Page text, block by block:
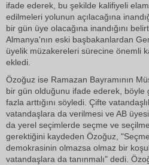
ifade ederek, bu şekilde kalifiyeli
edilmeleri yolunun açılacağına
bir gün üye olacağına inandığını
Almanya'nın eski başbakanlardan
üyelik müzakereleri sürecine önemli
ekledi.
Özoğuz ise Ramazan Bayramının
bir gün olduğunu ifade ederek, böyle
fazla arttığını söyledi. Çifte
vatandaşlara da verilmesi ve AB
da yerel seçimlerde seçme ve seçilme
gerektiğini kaydeden Özoğuz,
demokrasinin olmazsa olmaz bir
vatandaşlara da tanınmalı" dedi.